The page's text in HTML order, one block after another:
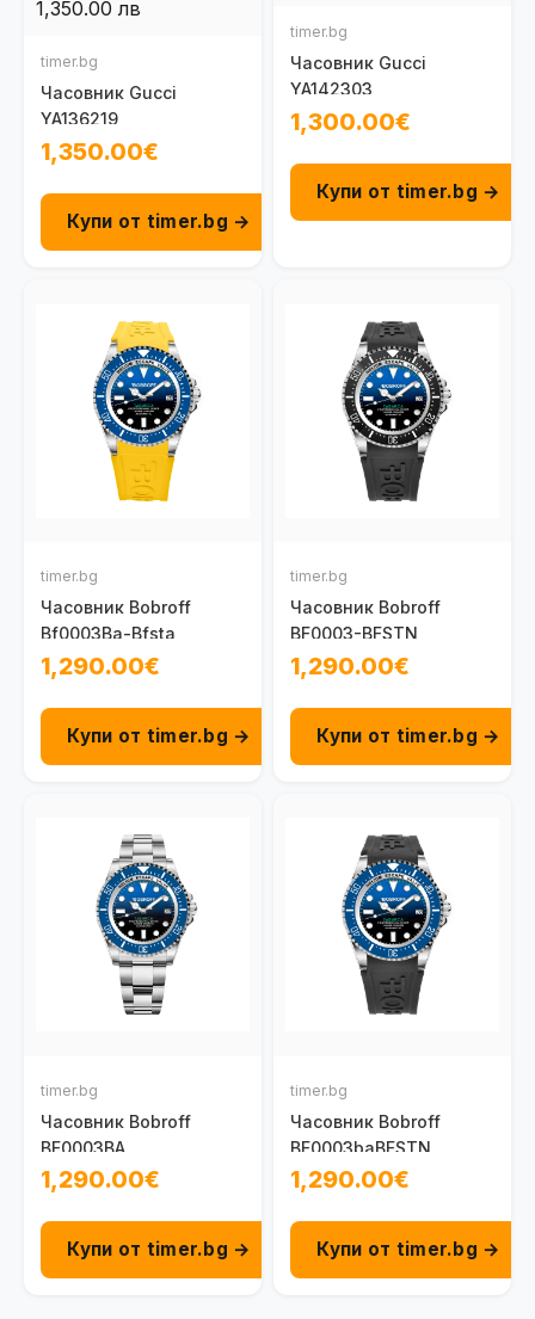
timer.bg
Часовник Gucci
YA136219
1,350.00€
Купи от timer.bg →
timer.bg
Часовник Gucci
YA142303
1,300.00€
Купи от timer.bg →
timer.bg
Часовник Bobroff
Bf0003Ba-Bfsta
1,290.00€
Купи от timer.bg →
timer.bg
Часовник Bobroff
BF0003-BFSTN
1,290.00€
Купи от timer.bg →
timer.bg
Часовник Bobroff
BF0003BA
1,290.00€
Купи от timer.bg →
timer.bg
Часовник Bobroff
BF0003baBFSTN
1,290.00€
Купи от timer.bg →